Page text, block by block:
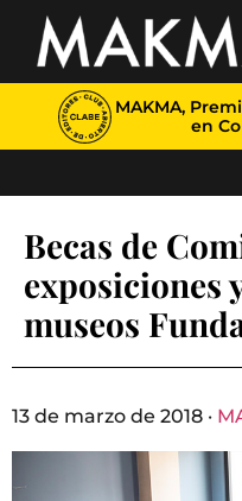
MAKMA,
en
Becas de
exposiciones
museos
13 de marzo de 2018 ·